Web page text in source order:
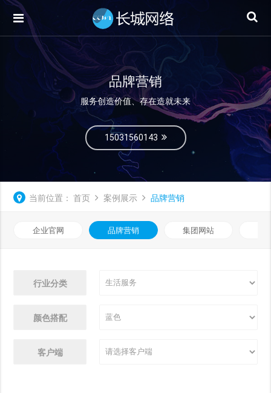
品牌营销
服务创造价值、存在造就未来
15031560143
当前位置： 首页 案例展示 品牌营销
企业官网 品牌营销 集团网站
行业分类
颜色搭配
客户端